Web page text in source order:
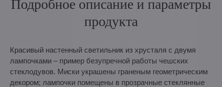
Подробное описание и параметры
продукта
Красивый настенный светильник из хрусталя с двумя
лампочками – пример безупречной работы чешских
стеклодувов. Миски украшены граненым геометрическим
декором; лампочки помещены в прозрачные стеклянные